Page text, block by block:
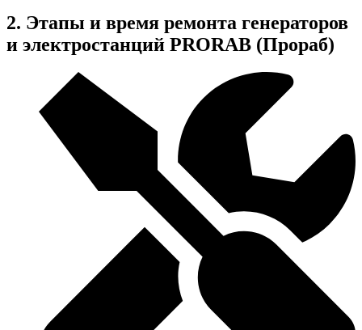
2. Этапы и время ремонта генераторов
и электростанций PRORAB (Прораб)